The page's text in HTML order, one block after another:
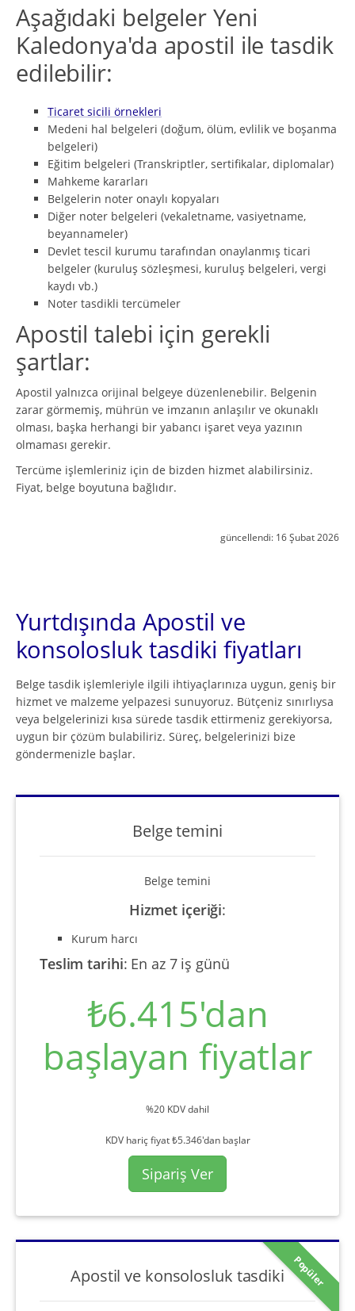
Aşağıdaki belgeler Yeni
Kaledonya'da apostil ile tasdik
edilebilir:
Ticaret sicili örnekleri
Medeni hal belgeleri (doğum, ölüm, evlilik ve boşanma
belgeleri)
Eğitim belgeleri (Transkriptler, sertifikalar, diplomalar)
Mahkeme kararları
Belgelerin noter onaylı kopyaları
Diğer noter belgeleri (vekaletname, vasiyetname,
beyannameler)
Devlet tescil kurumu tarafından onaylanmış ticari
belgeler (kuruluş sözleşmesi, kuruluş belgeleri, vergi
kaydı vb.)
Noter tasdikli tercümeler
Apostil talebi için gerekli
şartlar:
Apostil yalnızca orijinal belgeye düzenlenebilir. Belgenin
zarar görmemiş, mührün ve imzanın anlaşılır ve okunaklı
olması, başka herhangi bir yabancı işaret veya yazının
olmaması gerekir.
Tercüme işlemleriniz için de bizden hizmet alabilirsiniz.
Fiyat, belge boyutuna bağlıdır.
güncellendi: 16 Şubat 2026
Yurtdışında Apostil ve
konsolosluk tasdiki fiyatları
Belge tasdik işlemleriyle ilgili ihtiyaçlarınıza uygun, geniş bir
hizmet ve malzeme yelpazesi sunuyoruz. Bütçeniz sınırlıysa
veya belgelerinizi kısa sürede tasdik ettirmeniz gerekiyorsa,
uygun bir çözüm bulabiliriz. Süreç, belgelerinizi bize
göndermenizle başlar.
Belge temini
Belge temini
Hizmet içeriği:
Kurum harcı
Teslim tarihi: En az 7 iş günü
₺6.415'dan
başlayan fiyatlar
%20 KDV dahil
KDV hariç fiyat ₺5.346'dan başlar
Sipariş Ver
Popüler
Apostil ve konsolosluk tasdiki